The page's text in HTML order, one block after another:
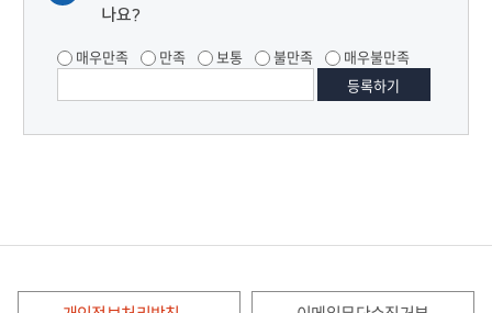
나요?
매우만족 만족 보통 불만족 매우불만족